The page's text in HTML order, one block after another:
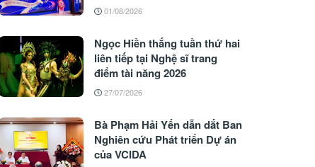
01/08/2026
Ngọc Hiền thắng tuần thứ hai
liên tiếp tại Nghệ sĩ trang
điểm tài năng 2026
27/07/2026
Bà Phạm Hải Yến dẫn dắt Ban
Nghiên cứu Phát triển Dự án
của VCIDA